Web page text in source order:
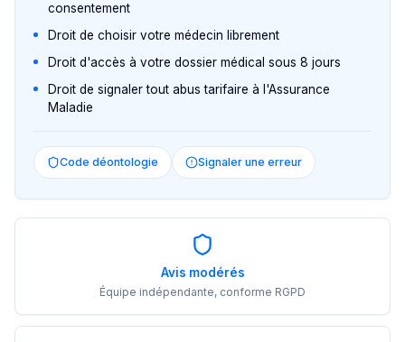
consentement
Droit de choisir votre médecin librement
Droit d'accès à votre dossier médical sous 8 jours
Droit de signaler tout abus tarifaire à l'Assurance
Maladie
Code déontologie Signaler une erreur
Avis modérés
Équipe indépendante, conforme RGPD